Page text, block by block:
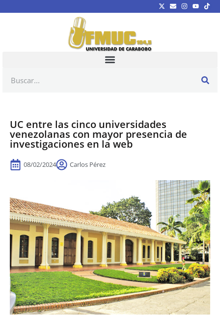
UC entre las cinco universidades
venezolanas con mayor presencia de
investigaciones en la web
08/02/2024 Carlos Pérez